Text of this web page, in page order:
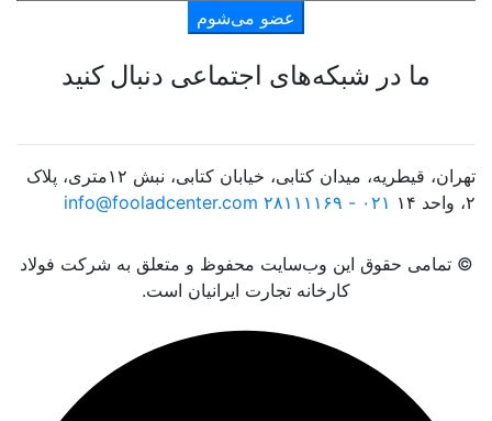
عضو می‌شوم
ما در شبکه‌های اجتماعی دنبال کنید
تهران، قیطریه، میدان کتابی، خیابان کتابی، نبش ۱۲متری، پلاک
۲، واحد ۱۴
۰۲۱ - ۲۸۱۱۱۱۶۹ info@fooladcenter.com
© تمامی حقوق این وب‌سایت محفوظ و متعلق به شرکت فولاد
کارخانه تجارت ایرانیان است.